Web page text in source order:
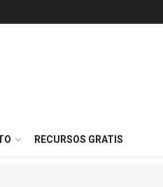
RECURSOS GRATIS